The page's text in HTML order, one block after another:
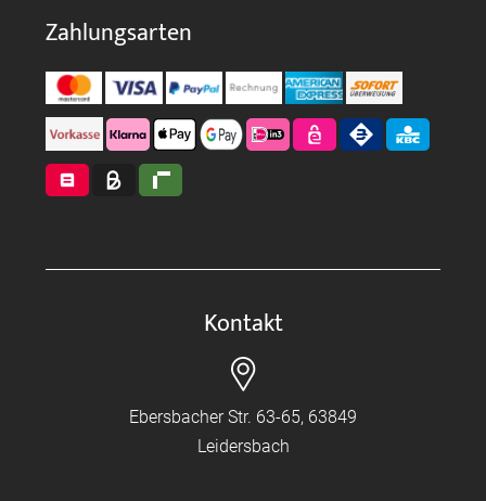
Zahlungsarten
Kontakt
Ebersbacher Str. 63-65, 63849
Leidersbach